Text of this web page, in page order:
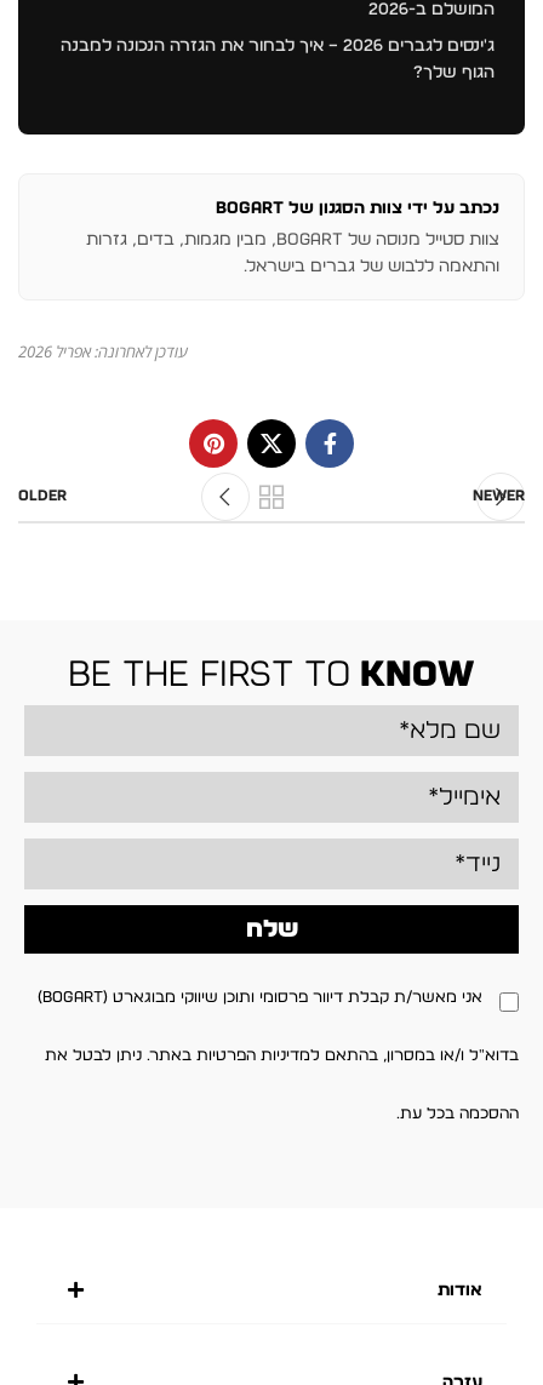
המושלם ב-2026
ג'ינסים לגברים 2026 – איך לבחור את הגזרה הנכונה למבנה
הגוף שלך?
נכתב על ידי צוות הסגנון של BOGART
צוות סטייל מנוסה של BOGART, מבין מגמות, בדים, גזרות
והתאמה ללבוש של גברים בישראל.
עודכן לאחרונה: אפריל 2026
Newer
Older
be the first to know
אני מאשר/ת קבלת דיוור פרסומי ותוכן שיווקי מבוגארט (BOGART)
בדוא"ל ו/או במסרון, בהתאם למדיניות הפרטיות באתר. ניתן לבטל את
ההסכמה בכל עת.
שלח
אודות